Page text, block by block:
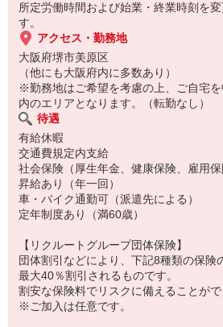
所定労働時間および始業・終業時刻を
す。
アクセス・勤務地
大阪府堺市美原区
（他にも大阪府内に多数あり）
※勤務地はご希望を考慮の上、ご自宅
内のエリアとなります。（転勤なし）
待遇
有給休暇
交通費規定内支給
社会保険（厚生年金、健康保険、雇用保
昇給あり（年一回）
車・バイク通勤可（派遣先による）
定年制度あり（満60歳）
【リクルートグループ団体保険】
団体割引などにより、下記8種類の保険
最大40％割引されるものです。
割安な保険料でリスクに備えることがで
※ご加入は任意です。